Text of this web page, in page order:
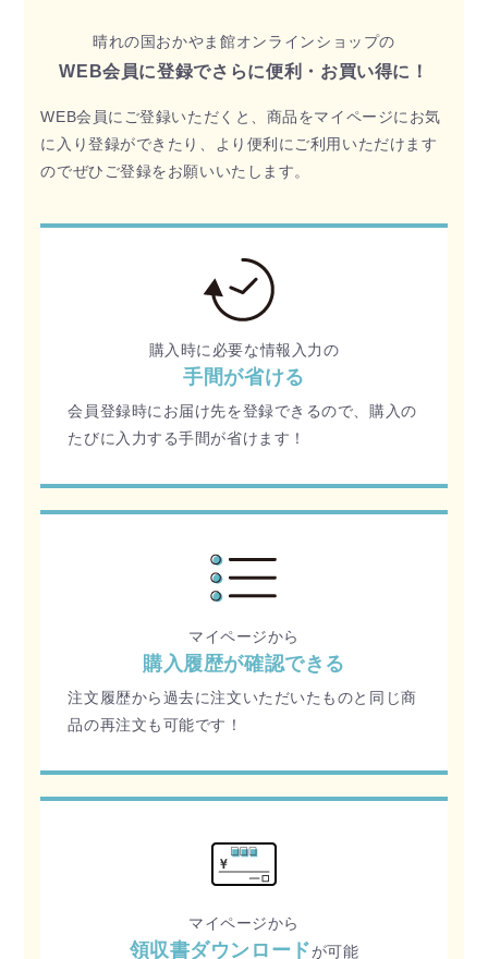
晴れの国おかやま館オンラインショップの
WEB会員に登録でさらに便利・お買い得に！
WEB会員にご登録いただくと、商品をマイページにお気
に入り登録ができたり、より便利にご利用いただけます
のでぜひご登録をお願いいたします。
購入時に必要な情報入力の
手間が省ける
会員登録時にお届け先を登録できるので、購入の
たびに入力する手間が省けます！
マイページから
購入履歴が確認できる
注文履歴から過去に注文いただいたものと同じ商
品の再注文も可能です！
マイページから
領収書ダウンロードが可能